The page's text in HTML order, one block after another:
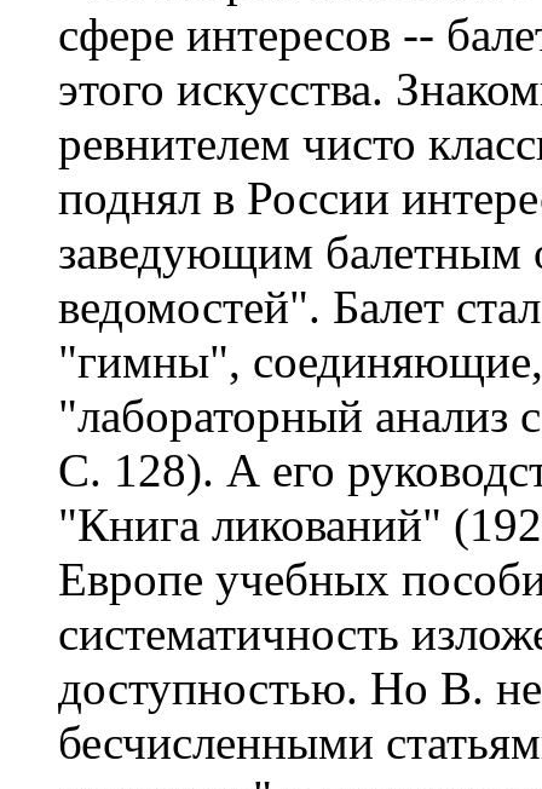
сфере интересов --
этого искусства.
ревнителем чисто
поднял в России
заведующим балетным
ведомостей". Балет
"гимны",
"лабораторный
С. 128). А его
"Книга ликований"
Европе учебных
систематичность
доступностью. Но В.
бесчисленными